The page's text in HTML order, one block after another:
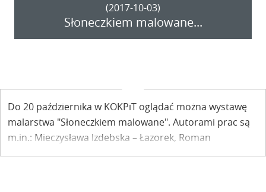
(2017-10-03)
Słoneczkiem malowane...
Do 20 października w KOKPiT oglądać można wystawę
malarstwa "Słoneczkiem malowane". Autorami prac są
m.in.: Mieczysława Izdebska – Łazorek, Roman
Gruszecki, Jacek Kośmiński, Janusz Olszewski czy Dorota